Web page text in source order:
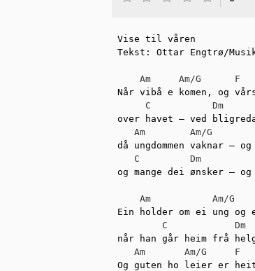
Vise til våren
Tekst: Ottar Engtrø/
Am Am/G F
Når vibå e komen, og
C
Dm
over havet – ved
Am
Am/G
då ungdommen vaknar – og
C
Dm
og mange dei ønsker –
Am Am/G
Ein holder om ei ung og
C
Dm
når han går heim frå
Am
Am/G F
Og guten ho leier er